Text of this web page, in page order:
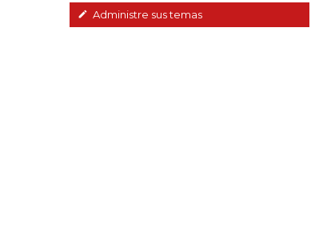
Administre sus temas